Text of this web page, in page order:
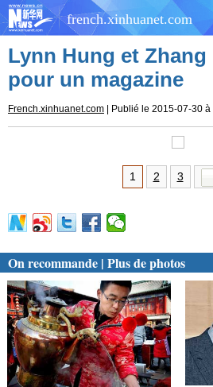
french.xinhuanet.com
CHINE
SCI&TECH
TOURISME
DOSSIERS
VIDÉOS
Lynn Hung et
pour un magazine
French.xinhuanet.com | Publié le 2015-07-30 à
1 2 3
On recommande | Plus de photos